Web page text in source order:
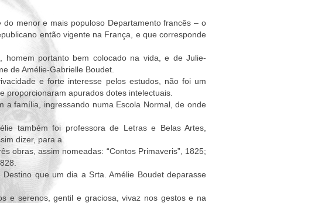
menor e mais populoso Departamento francês – o
então vigente na França, e que corresponde
homem portanto bem colocado na vida, e de Julie-
de Amélie-Gabrielle Boudet.
e forte interesse pelos estudos, não foi um
proporcionaram apurados dotes intelectuais.
a família, ingressando numa Escola Normal, de onde
também foi professora de Letras e Belas Artes,
dizer, para a
obras, assim nomeadas: “Contos Primaveris”, 1825;
que um dia a Srta. Amélie Boudet deparasse
e serenos, gentil e graciosa, vivaz nos gestos e na